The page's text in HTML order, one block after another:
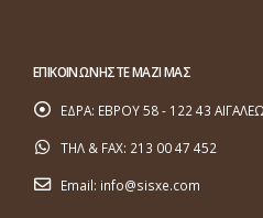
ΕΠΙΚΟΙΝΩΝΗΣΤΕ ΜΑΖΙ ΜΑΣ
ΕΔΡΑ: ΕΒΡΟΥ 58 - 122 43 ΑΙΓΑΛΕΩ
ΤΗΛ & FAX: 213 00 47 452
Email: info@sisxe.com